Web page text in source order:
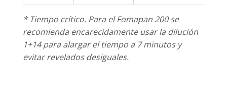
* Tiempo crítico. Para el Fomapan 200 se
recomienda encarecidamente usar la dilución
1+14 para alargar el tiempo a 7 minutos y
evitar revelados desiguales.